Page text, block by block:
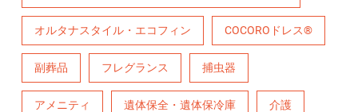
オルタナスタイル・エコフィン COCOROドレス®
副葬品 フレグランス 捕虫器
アメニティ 遺体保全・遺体保冷庫 介護